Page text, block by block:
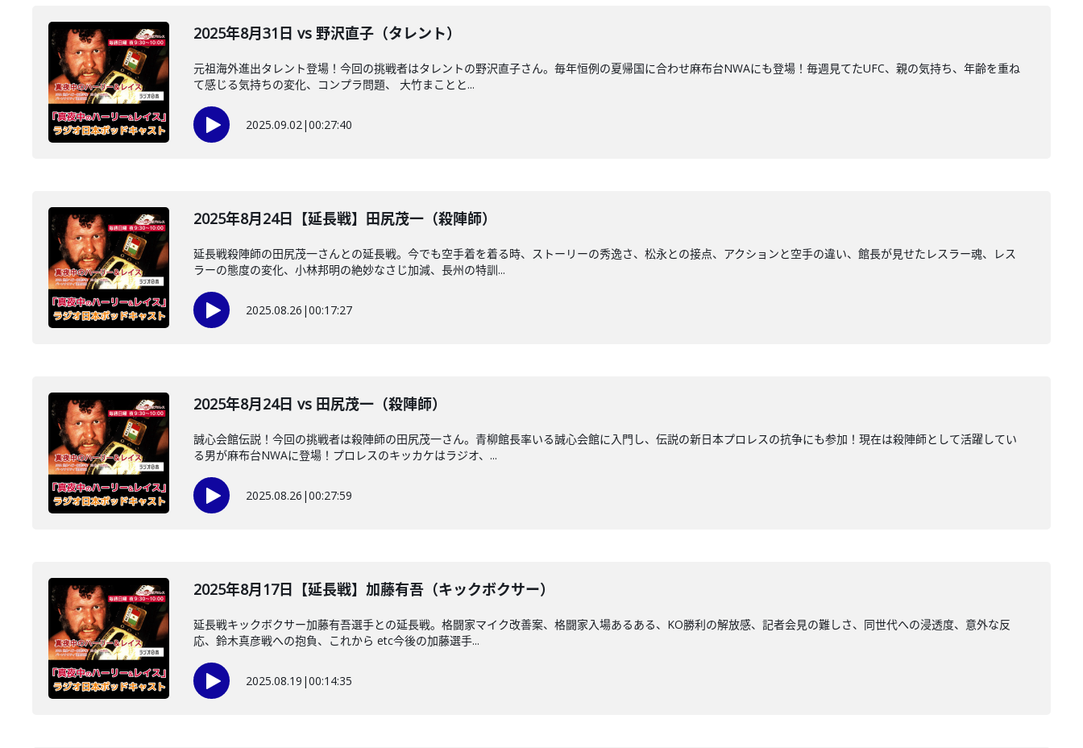
2025年8月31日 vs 野沢直子（タレント）
元祖海外進出タレント登場！今回の挑戦者はタレントの野沢直子さん。毎年恒例の夏帰国に合わせ麻布台NWAにも登場！毎週見てたUFC、親の気持ち、年齢を重ね
て感じる気持ちの変化、コンプラ問題、 大竹まことと...
2025.09.02|00:27:40
2025年8月24日【延長戦】田尻茂一（殺陣師）
延長戦殺陣師の田尻茂一さんとの延長戦。今でも空手着を着る時、ストーリーの秀逸さ、松永との接点、アクションと空手の違い、館長が見せたレスラー魂、レス
ラーの態度の変化、小林邦明の絶妙なさじ加減、長州の特訓...
2025.08.26 |00:17:27
2025年8月24日 vs 田尻茂一（殺陣師）
誠心会館伝説！今回の挑戦者は殺陣師の田尻茂一さん。青柳館長率いる誠心会館に入門し、伝説の新日本プロレスの抗争にも参加！現在は殺陣師として活躍してい
る男が麻布台NWAに登場！プロレスのキッカケはラジオ、...
2025.08.26 |00:27:59
2025年8月17日【延長戦】加藤有吾（キックボクサー）
延長戦キックボクサー加藤有吾選手との延長戦。格闘家マイク改善案、格闘家入場あるある、KO勝利の解放感、記者会見の難しさ、同世代への浸透度、意外な反
応、鈴木真彦戦への抱負、これから etc今後の加藤選手...
2025.08.19 |00:14:35